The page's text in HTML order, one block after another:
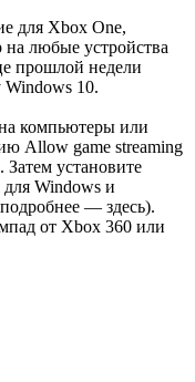
для Xbox One,
любые устройства
прошлой недели
10.
компьютеры или
Allow game streaming
Затем установите
Windows и
— здесь).
от Xbox 360 или